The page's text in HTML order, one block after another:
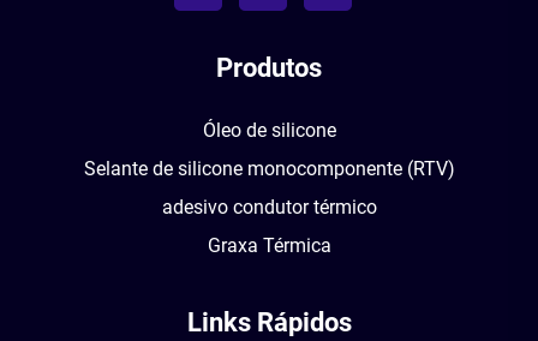
Produtos
Óleo de silicone
Selante de silicone monocomponente (RTV)
adesivo condutor térmico
Graxa Térmica
Links Rápidos